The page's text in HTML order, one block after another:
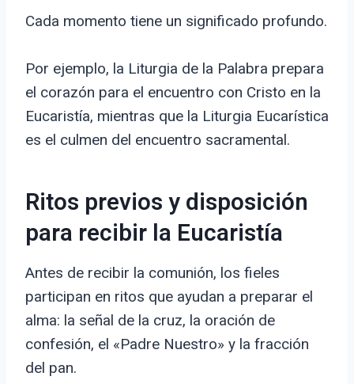
Cada momento tiene un significado profundo.
Por ejemplo, la Liturgia de la Palabra prepara
el corazón para el encuentro con Cristo en la
Eucaristía, mientras que la Liturgia Eucarística
es el culmen del encuentro sacramental.
Ritos previos y disposición
para recibir la Eucaristía
Antes de recibir la comunión, los fieles
participan en ritos que ayudan a preparar el
alma: la señal de la cruz, la oración de
confesión, el «Padre Nuestro» y la fracción
del pan.